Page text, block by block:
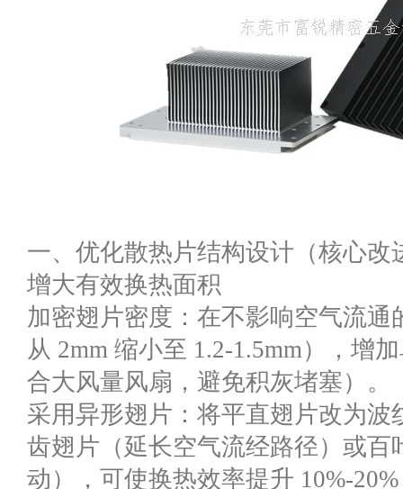
一、优化散热片结构设计（核心改
增大有效换热面积
加密翅片密度：在不影响空气流
从 2mm 缩小至 1.2-1.5mm），增
合大风量风扇，避免积灰堵塞）。
采用异形翅片：将平直翅片改为
齿翅片（延长空气流经路径）或百
动），可使换热效率提升 10%-